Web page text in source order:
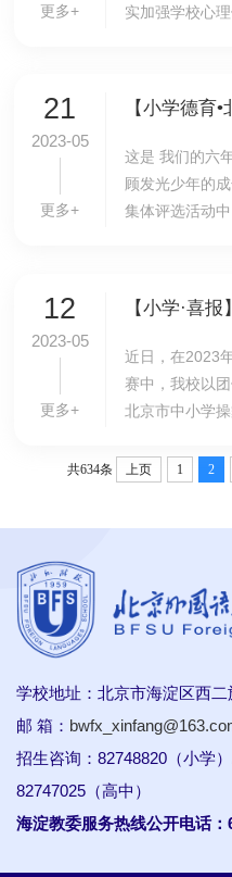
更多+
实加强学校心
21
2023-05
更多+
这是 我们的六
顾发光少年的
集体评选活动
12
2023-05
更多+
近日，在2023
赛中，我校以
北京市中小学
操社团荣获爵
共634条 上页 1 2
学校地址：北京市海淀区西二
邮 箱：
招生咨询：82748820（小学
82747025（高中）
海淀教委服务热线公开电话：